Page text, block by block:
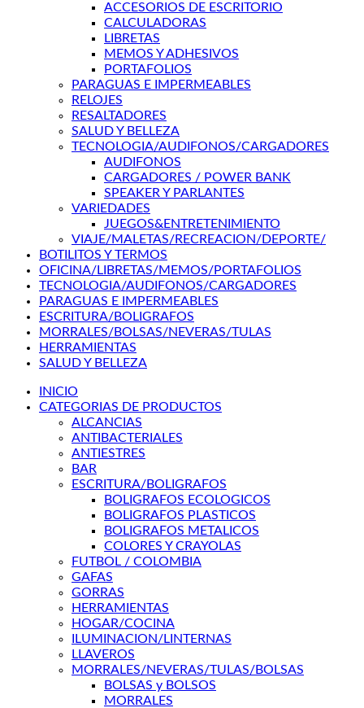
ACCESORIOS DE ESCRITORIO
CALCULADORAS
LIBRETAS
MEMOS Y ADHESIVOS
PORTAFOLIOS
PARAGUAS E IMPERMEABLES
RELOJES
RESALTADORES
SALUD Y BELLEZA
TECNOLOGIA/AUDIFONOS/CARGADORES
AUDIFONOS
CARGADORES / POWER BANK
SPEAKER Y PARLANTES
VARIEDADES
JUEGOS&ENTRETENIMIENTO
VIAJE/MALETAS/RECREACION/DEPORTE/
BOTILITOS Y TERMOS
OFICINA/LIBRETAS/MEMOS/PORTAFOLIOS
TECNOLOGIA/AUDIFONOS/CARGADORES
PARAGUAS E IMPERMEABLES
ESCRITURA/BOLIGRAFOS
MORRALES/BOLSAS/NEVERAS/TULAS
HERRAMIENTAS
SALUD Y BELLEZA
INICIO
CATEGORIAS DE PRODUCTOS
ALCANCIAS
ANTIBACTERIALES
ANTIESTRES
BAR
ESCRITURA/BOLIGRAFOS
BOLIGRAFOS ECOLOGICOS
BOLIGRAFOS PLASTICOS
BOLIGRAFOS METALICOS
COLORES Y CRAYOLAS
FUTBOL / COLOMBIA
GAFAS
GORRAS
HERRAMIENTAS
HOGAR/COCINA
ILUMINACION/LINTERNAS
LLAVEROS
MORRALES/NEVERAS/TULAS/BOLSAS
BOLSAS y BOLSOS
MORRALES